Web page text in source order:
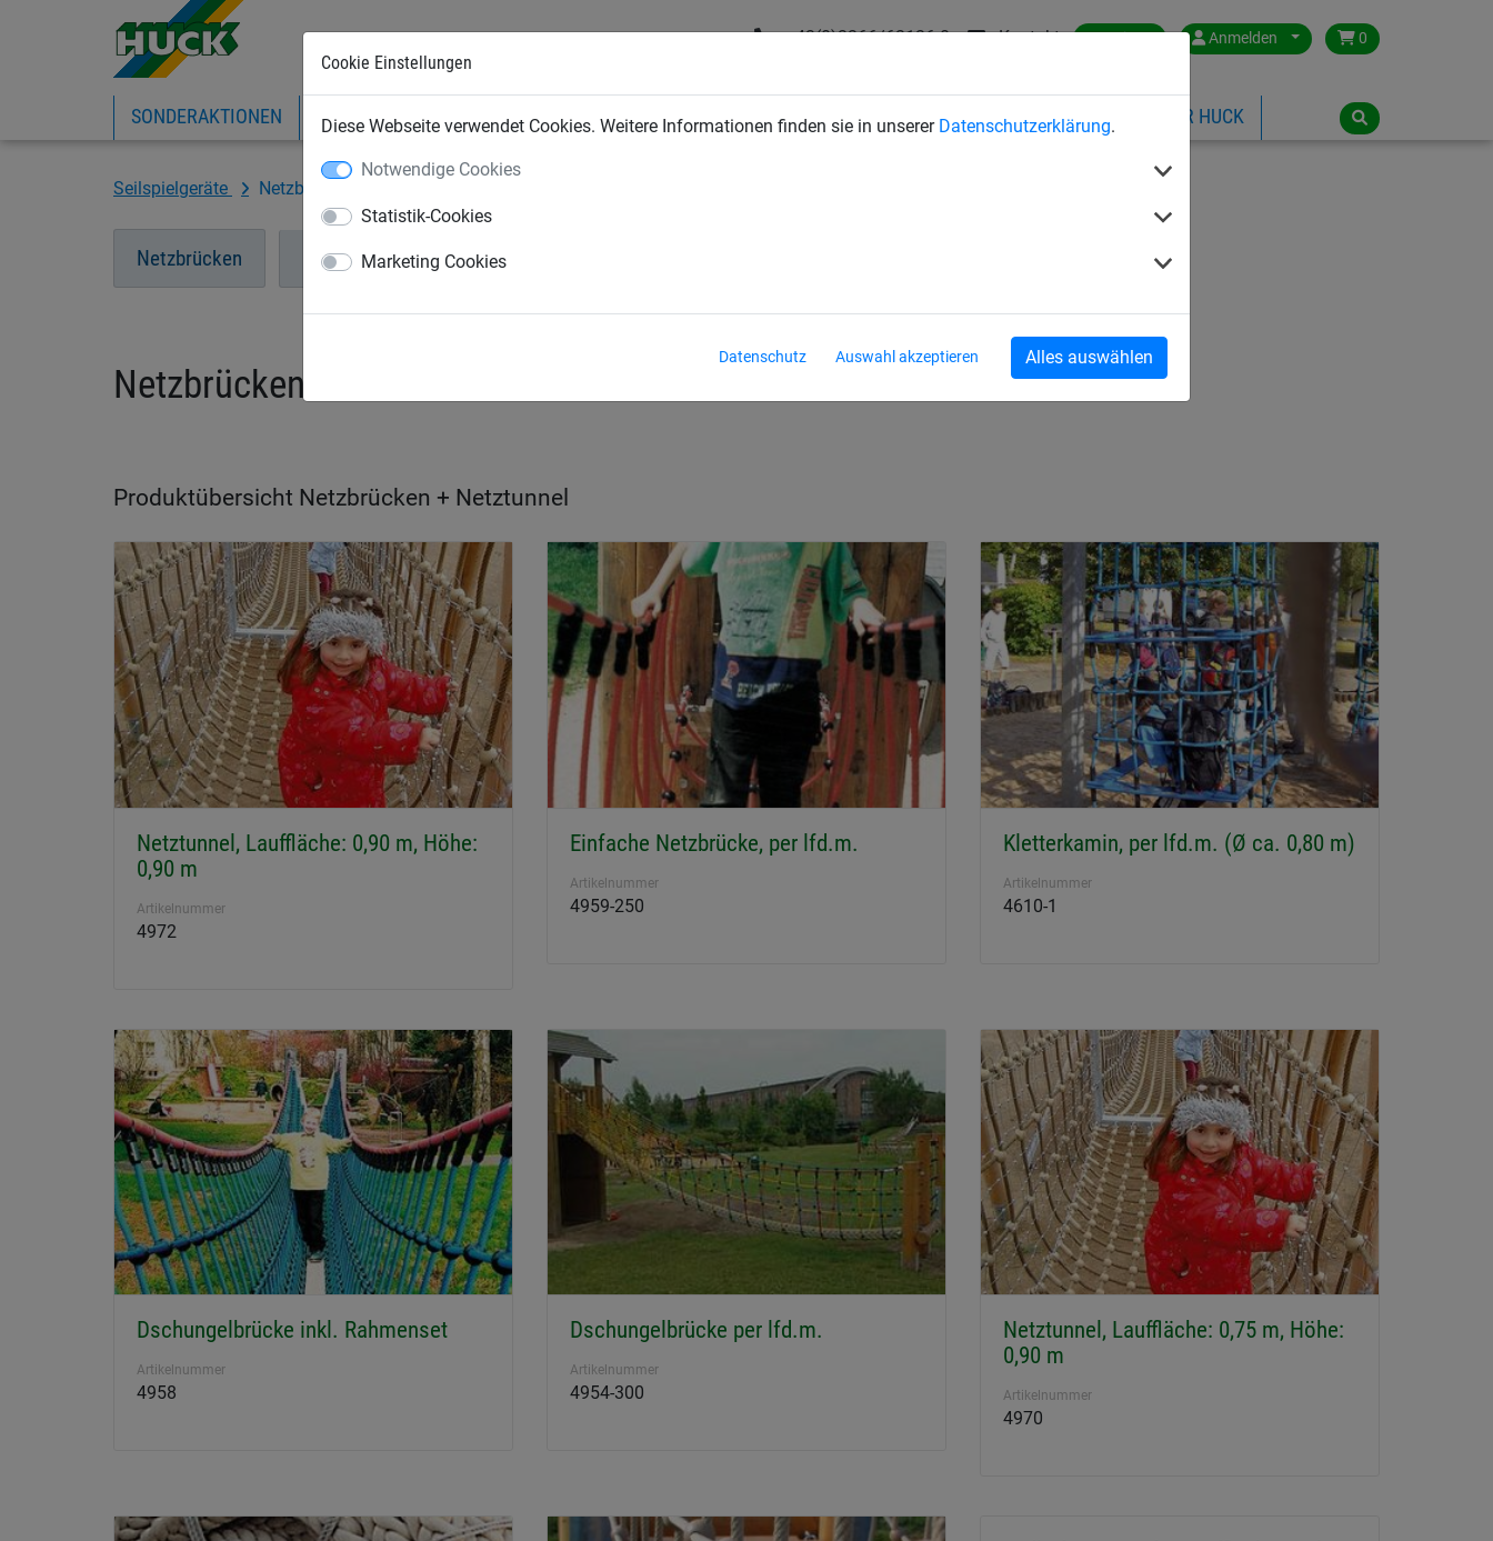
Cookie Einstellungen
Diese Webseite verwendet Cookies. Weitere Informationen finden sie in unserer Datenschutzerklärung.
Notwendige Cookies
Statistik-Cookies
Marketing Cookies
Datenschutz Auswahl akzeptieren Alles auswählen
+43(0)2266/62126-0 Kontakt Austria Anmelden 0
SONDERAKTIONEN EXPRESS-SHOP INDUSTRIENETZE BAUSCHUTZNETZE SPORTNETZE SEILSPIELGERÄTE ÜBER HUCK
Seilspielgeräte Netzbrücken + Netztunnel
Netzbrücken Netztunnel
Netzbrücken + Netztunnel
Produktübersicht Netzbrücken + Netztunnel
Netztunnel, Lauffläche: 0,90 m, Höhe:
0,90 m
Artikelnummer
4972
Einfache Netzbrücke, per lfd.m.
Artikelnummer
4959-250
Kletterkamin, per lfd.m. (Ø ca. 0,80 m)
Artikelnummer
4610-1
Dschungelbrücke inkl. Rahmenset
Artikelnummer
4958
Dschungelbrücke per lfd.m.
Artikelnummer
4954-300
Netztunnel, Lauffläche: 0,75 m, Höhe:
0,90 m
Artikelnummer
4970